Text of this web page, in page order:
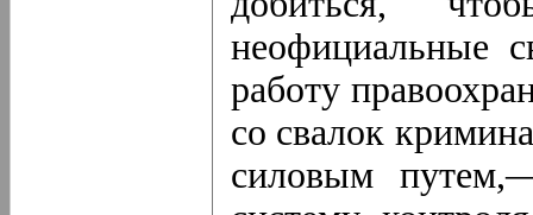
неофициальные
работу
со свалок
силовым